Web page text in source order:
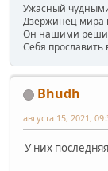
Ужасный
Дзержинец мира
Он нашими
Себя прославить
Bhudh
августа 15, 2021,
У них